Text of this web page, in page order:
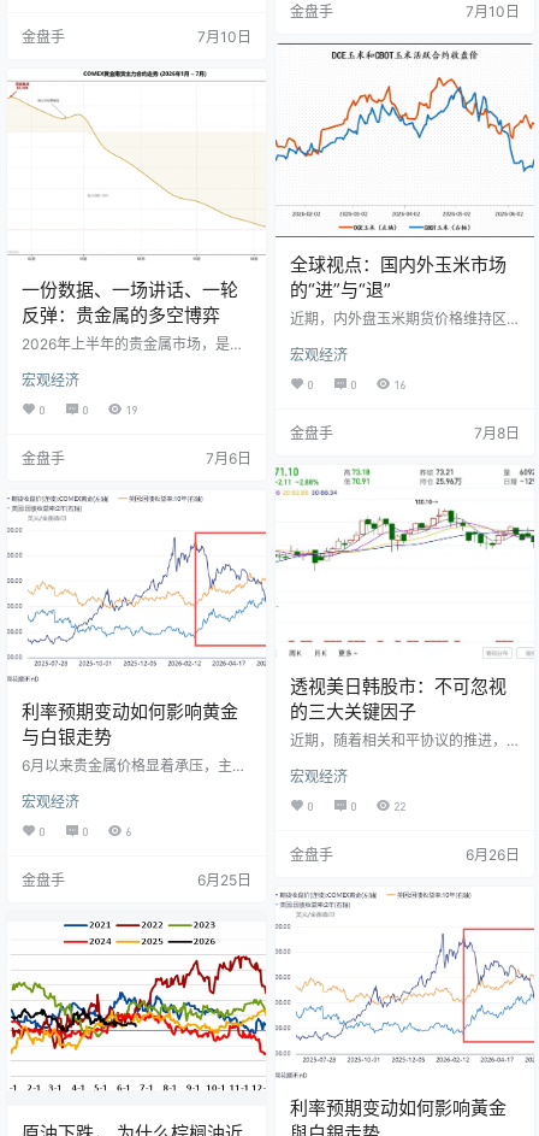
美元指数冲高至101附近。美元走强
民币出现阶段性回调。 图：美元兑
强的三层逻辑 复盘上半年汇率走势
可以发现，人民币的升值并非由单
一因素驱动，而是呈现出明…
金盘手 7月10日
缺的预期有所缓解。叠加OPEC+宣
“供应恐慌”转向“供应增加”。截至7
月初，NYMEX上市的WTI原油期货
价格回落至70美元/桶附近，基本回
归至此前地缘冲突爆发前的水平。
金盘手 7月10日
全球视点：国内外玉米市场
的“进”与“退”
近期，内外盘玉米期货价格维持区
于境内市场。 外盘玉米价格前期的
走势主要受预期修正影响。美国农
业部（USDA）6月底发布的种植面
库存数据低于市场先前预期，共同
同花顺，方正中期期货研究院整理
从供需基本面来看，尽管美国玉米
季度库存低于预期，但绝对数值仍
处于历史同期高位。目前，全球玉
米市场持续面临供应链各环节的调…
宏观经济
0 0 16
金盘手 7月8日
一份数据、一场讲话、一轮
反弹：贵金属的多空博弈
2026年上半年的贵金属市场，是一
地缘风险与美元信用裂痕推动金价
冲至历史峰值，国际黄金1月底冲至
5598美元/盎司的历史高点，伦敦现
美元/盎司的历史高点。然而随后市
与紧缩预期，令人一度怀疑黄金的
避险功能。国际黄金6月下旬一度跌
破4000美元关口，最大回撤接近3
0%，白银亦步亦趋，波动更为明
宏观经济
0 0 19
金盘手 7月6日
透视美日韩股市：不可忽视
的三大关键因子
近期，随着相关和平协议的推进，
象，有效舒缓了全球能源供给约
束，原油价格回落带动通胀预期走
低，市场对主要央行货币政策紧缩
人工智能(AI)产业链维持较高景气
指引，使投资者对科技板块的盈利
生变化，并带动资金流入美股及亚
太主要市场。 在宏观流动性预期调
整与产业基本面变化的共同驱动
下，美国、日本及韩国股市近期呈
现出阶段…
宏观经济
0 0 22
金盘手 6月26日
利率预期变动如何影响黄金
与白银走势
6月以来贵金属价格显着承压，主要
储加息预期升温及宏观经济数据影
响，COMEX黄金期货一度逼近400
0美元/盎司关口，回吐年内此前涨
派信号，市场对年内加息的定价有
金等无息资产的机会成本；同时，
美元指数及美债收益率反弹，对贵
金属价格形成交织压力。市场近期
焦点在于即将公布的美国5月PCE数
据,该数据将提供通胀路径的…
宏观经济
0 0 6
金盘手 6月25日
利率预期变动如何影响黃金